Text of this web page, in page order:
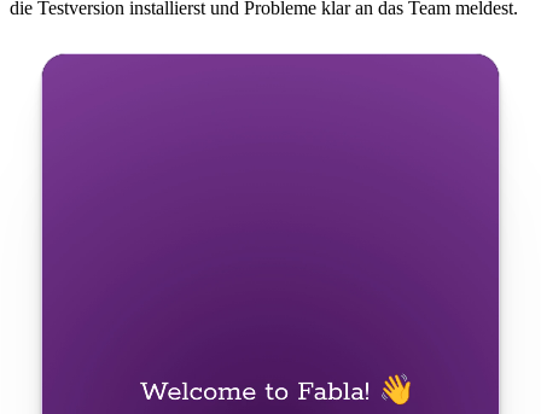
die Testversion installierst und Probleme klar an das Team meldest.